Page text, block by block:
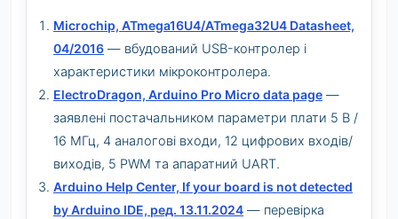
Microchip, ATmega16U4/ATmega32U4 Datasheet,
04/2016 — вбудований USB-контролер і
характеристики мікроконтролера.
ElectroDragon, Arduino Pro Micro data page —
заявлені постачальником параметри плати 5 В /
16 МГц, 4 аналогові входи, 12 цифрових входів/
виходів, 5 PWM та апаратний UART.
Arduino Help Center, If your board is not detected
by Arduino IDE, ред. 13.11.2024 — перевірка